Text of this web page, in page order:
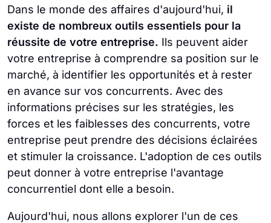
Dans le monde des affaires d'aujourd'hui, il
existe de nombreux outils essentiels pour la
réussite de votre entreprise. Ils peuvent aider
votre entreprise à comprendre sa position sur le
marché, à identifier les opportunités et à rester
en avance sur vos concurrents. Avec des
informations précises sur les stratégies, les
forces et les faiblesses des concurrents, votre
entreprise peut prendre des décisions éclairées
et stimuler la croissance. L'adoption de ces outils
peut donner à votre entreprise l'avantage
concurrentiel dont elle a besoin.
Aujourd'hui, nous allons explorer l'un de ces